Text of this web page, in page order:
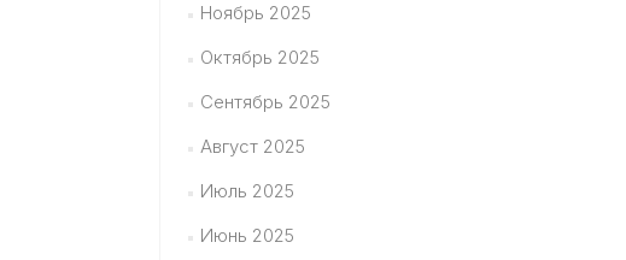
Ноябрь 2025
Октябрь 2025
Сентябрь 2025
Август 2025
Июль 2025
Июнь 2025